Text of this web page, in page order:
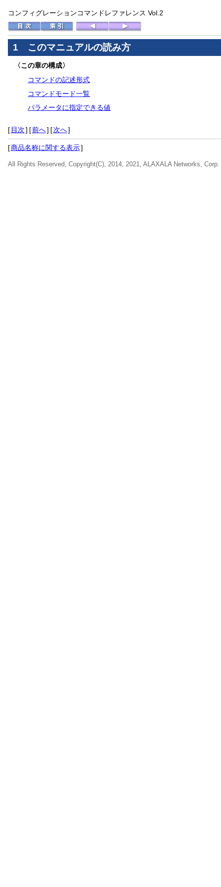
コンフィグレーションコマンドレファレンス Vol.2
1 このマニュアルの読み方
〈この章の構成〉
コマンドの記述形式
コマンドモード一覧
パラメータに指定できる値
[ 目次] [前へ] [次へ]
[商品名称に関する表示]
All Rights Reserved, Copyright(C), 2014, 2021, ALAXALA Networks, Corp.